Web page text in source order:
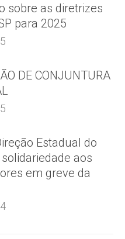
sobre as diretrizes
para 2025
DE CONJUNTURA
Estadual do
aos
em greve da